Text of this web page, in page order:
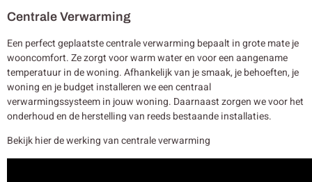
Centrale Verwarming
Een perfect geplaatste centrale verwarming bepaalt in grote mate je
wooncomfort. Ze zorgt voor warm water en voor een aangename
temperatuur in de woning. Afhankelijk van je smaak, je behoeften, je
woning en je budget installeren we een centraal
verwarmingssysteem in jouw woning. Daarnaast zorgen we voor het
onderhoud en de herstelling van reeds bestaande installaties.
Bekijk hier de werking van centrale verwarming